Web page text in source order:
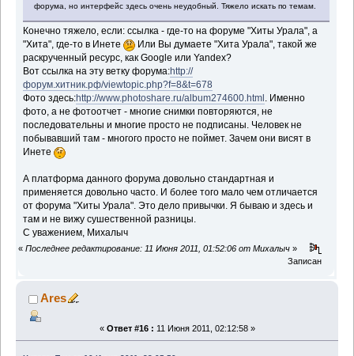
форума, но интерфейс здесь очень неудобный. Тяжело искать по темам.
Конечно тяжело, если: ссылка - где-то на форуме "Хиты Урала", а
"Хита", где-то в Инете
Или Вы думаете "Хита Урала", такой же
раскрученный ресурс, как Google или Yandex?
Вот ссылка на эту ветку форума:http://
форум.хитник.рф/viewtopic.php?f=8&t=678
Фото здесь:http://www.photoshare.ru/album274600.html . Именно
фото, а не фотоотчет - многие снимки повторяются, не
последовательны и многие просто не подписаны. Человек не
побывавший там - многого просто не поймет. Зачем они висят в
Инете
А платформа данного форума довольно стандартная и
применяется довольно часто. И более того мало чем отличается
от форума "Хиты Урала". Это дело привычки. Я бываю и здесь и
там и не вижу сушественной разницы.
С уважением, Михалыч
« Последнее редактирование: 11 Июня 2011, 01:52:06 от Михалыч »
Записан
Ares
« Ответ #16 : 11 Июня 2011, 02:12:58 »